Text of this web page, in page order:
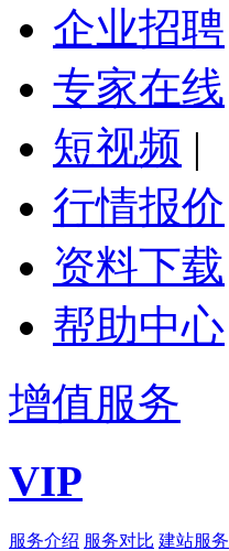
企业招聘
专家在线
短视频 |
行情报价
资料下载
帮助中心
增值服务
VIP
服务介绍 服务对比 建站服务